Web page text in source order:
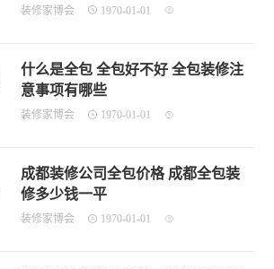
装修家博会 1970-01-01
什么是全包 全包好不好 全包装修注
意事项有哪些
装修家博会 1970-01-01
成都装修公司全包价格 成都全包装
修多少钱一平
装修家博会 1970-01-01